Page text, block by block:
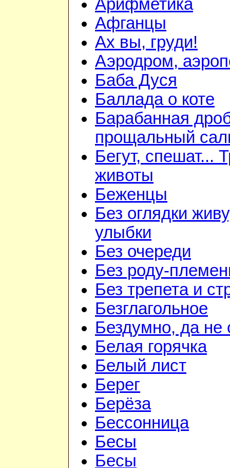
Арифметика
Афганцы
Ах вы, груди!
Аэродром,
Баба Дуся
Баллада о коте
Барабанная
прощальный
Бегут, спешат...
животы
Беженцы
Без оглядки
улыбки
Без очереди
Без роду-
Без трепета и
Безглагольное
Бездумно, да не
Белая горячка
Белый лист
Берег
Берёза
Бессонница
Бесы
Бесы